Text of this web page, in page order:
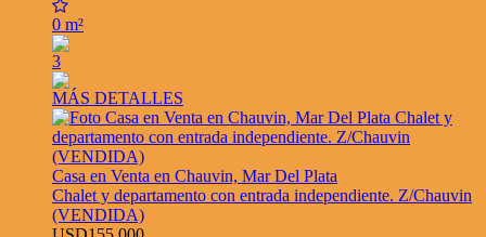
0 m²
3
MÁS DETALLES
Casa en Venta en Chauvin, Mar Del Plata
Chalet y departamento con entrada independiente. Z/Chauvin
(VENDIDA)